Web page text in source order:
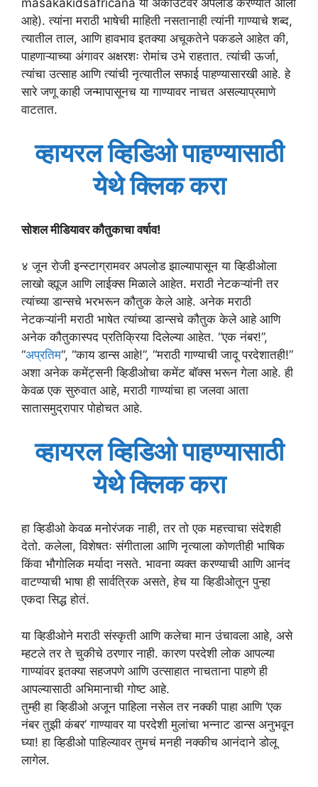
आहे). त्यांना मराठी भाषेची माहिती नसतानाही त्यांनी गाण्याचे शब्द,
त्यातील ताल, आणि हावभाव इतक्या अचूकतेने पकडले आहेत की,
पाहणाऱ्याच्या अंगावर अक्षरशः रोमांच उभे राहतात. त्यांची ऊर्जा,
त्यांचा उत्साह आणि त्यांची नृत्यातील सफाई पाहण्यासारखी आहे. हे
सारे जणू काही जन्मापासूनच या गाण्यावर नाचत असल्याप्रमाणे
वाटतात.
व्हायरल व्हिडिओ पाहण्यासाठी
येथे क्लिक करा
सोशल मीडियावर कौतुकाचा वर्षाव!
४ जून रोजी इन्स्टाग्रामवर अपलोड झाल्यापासून या व्हिडीओला
लाखो व्ह्यूज आणि लाईक्स मिळाले आहेत. मराठी नेटकऱ्यांनी तर
त्यांच्या डान्सचे भरभरून कौतुक केले आहे. अनेक मराठी
नेटकऱ्यांनी मराठी भाषेत त्यांच्या डान्सचे कौतुक केले आहे आणि
अनेक कौतुकास्पद प्रतिक्रिया दिलेल्या आहेत. “एक नंबर!”,
“अप्रतिम“, “काय डान्स आहे!”, “मराठी गाण्याची जादू परदेशातही!”
अशा अनेक कमेंट्सनी व्हिडीओचा कमेंट बॉक्स भरून गेला आहे. ही
केवळ एक सुरुवात आहे, मराठी गाण्यांचा हा जलवा आता
सातासमुद्रापार पोहोचत आहे.
व्हायरल व्हिडिओ पाहण्यासाठी
येथे क्लिक करा
हा व्हिडीओ केवळ मनोरंजक नाही, तर तो एक महत्त्वाचा संदेशही
देतो. कलेला, विशेषतः संगीताला आणि नृत्याला कोणतीही भाषिक
किंवा भौगोलिक मर्यादा नसते. भावना व्यक्त करण्याची आणि आनंद
वाटण्याची भाषा ही सार्वत्रिक असते, हेच या व्हिडीओतून पुन्हा
एकदा सिद्ध होतं.
या व्हिडीओने मराठी संस्कृती आणि कलेचा मान उंचावला आहे, असे
म्हटले तर ते चुकीचे ठरणार नाही. कारण परदेशी लोक आपल्या
गाण्यांवर इतक्या सहजपणे आणि उत्साहात नाचताना पाहणे ही
आपल्यासाठी अभिमानाची गोष्ट आहे.
तुम्ही हा व्हिडीओ अजून पाहिला नसेल तर नक्की पाहा आणि ‘एक
नंबर तुझी कंबर’ गाण्यावर या परदेशी मुलांचा भन्नाट डान्स अनुभवून
घ्या! हा व्हिडीओ पाहिल्यावर तुमचं मनही नक्कीच आनंदाने डोलू
लागेल.